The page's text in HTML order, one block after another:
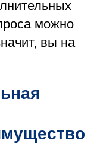
можно
вы на